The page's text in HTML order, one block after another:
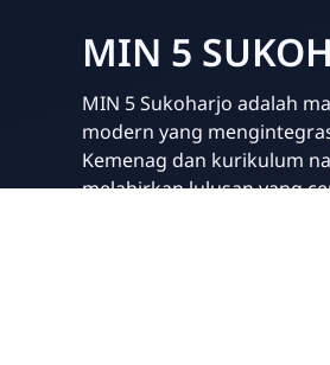
MIN 5
MIN 5 Sukoharjo adalah
modern yang
Kemenag dan kurikulum
melahirkan lulusan yang